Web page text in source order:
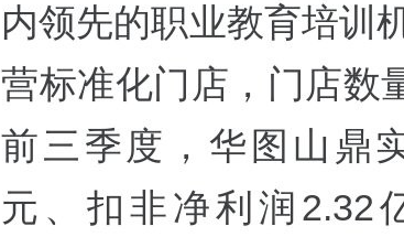
内领先的职业教育培训
营标准化门店，门店数
前三季度，华图山鼎
元、扣非净利润2.32